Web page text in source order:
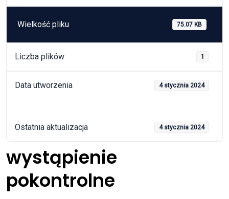
Wielkość pliku 75.07 KB
Liczba plików 1
Data utworzenia 4 stycznia 2024
Ostatnia aktualizacja 4 stycznia 2024
wystąpienie
pokontrolne